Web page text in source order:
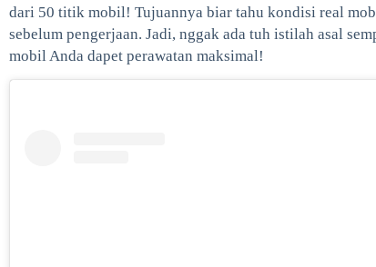
dari 50 titik mobil! Tujuannya biar tahu kondisi real
sebelum pengerjaan. Jadi, nggak ada tuh istilah asal
mobil Anda dapet perawatan maksimal!